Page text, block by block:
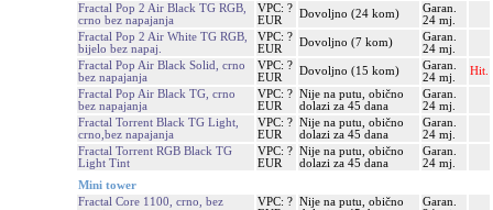
Fractal Pop 2 Air Black TG RGB,
crno bez napajanja
VPC: ?
EUR
Dovoljno (24 kom)
Garan.
24 mj.
Fractal Pop 2 Air White TG RGB,
bijelo bez napaj.
VPC: ?
EUR
Dovoljno (7 kom)
Garan.
24 mj.
Fractal Pop Air Black Solid, crno
bez napajanja
VPC: ?
EUR
Dovoljno (15 kom)
Garan.
24 mj.
Hit.
Fractal Pop Air Black TG, crno
bez napajanja
VPC: ?
EUR
Nije na putu, obično
dolazi za 45 dana
Garan.
24 mj.
Fractal Torrent Black TG Light,
crno,bez napajanja
VPC: ?
EUR
Nije na putu, obično
dolazi za 45 dana
Garan.
24 mj.
Fractal Torrent RGB Black TG
Light Tint
VPC: ?
EUR
Nije na putu, obično
dolazi za 45 dana
Garan.
24 mj.
Mini tower
Fractal Core 1100, crno, bez
VPC: ? Nije na putu, obično
Garan.